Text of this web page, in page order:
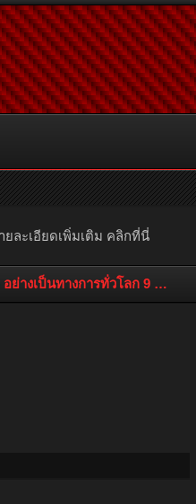
ยละเอียดเพิ่มเติม คลิกที่นี่
ย่างเป็นทางการทั่วโลก 9 ม.ค.